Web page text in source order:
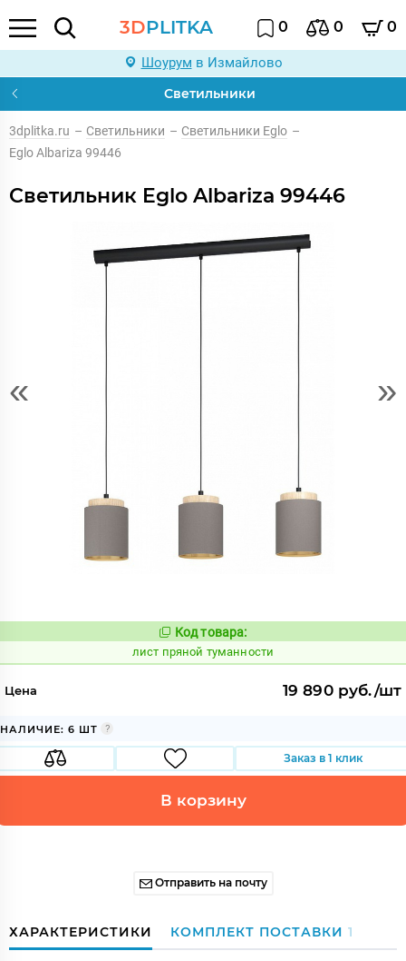
3DPLITKA 0 0 0
Шоурум в Измайлово
Светильники
3dplitka.ru – Светильники – Светильники Eglo –
Eglo Albariza 99446
Светильник Eglo Albariza 99446
« »
Код:
884359
Код товара:
лист пряной туманности
Цена 19 890 руб./шт
НАЛИЧИЕ: 6 ШТ
Заказ в 1 клик
В корзину
Отправить на почту
ХАРАКТЕРИСТИКИ КОМПЛЕКТ ПОСТАВКИ 1